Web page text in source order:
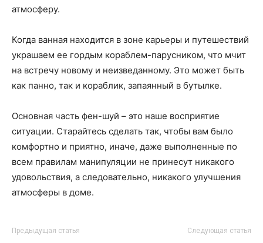
атмосферу.
Когда ванная находится в зоне карьеры и путешествий
украшаем ее гордым кораблем-парусником, что мчит
на встречу новому и неизведанному. Это может быть
как панно, так и кораблик, запаянный в бутылке.
Основная часть фен-шуй – это наше восприятие
ситуации. Старайтесь сделать так, чтобы вам было
комфортно и приятно, иначе, даже выполненные по
всем правилам манипуляции не принесут никакого
удовольствия, а следовательно, никакого улучшения
атмосферы в доме.
Предыдущая статья Следующая статья